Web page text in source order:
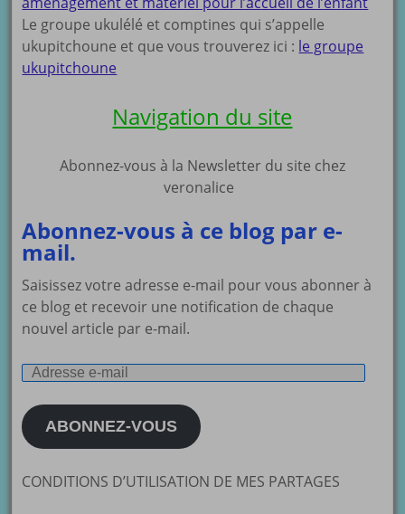
Le groupe ukulélé et comptines qui s’appelle
ukupitchoune et que vous trouverez ici : le groupe
ukupitchoune
Navigation du site
Abonnez-vous à la Newsletter du site chez
veronalice
Abonnez-vous à ce blog par e-
mail.
Saisissez votre adresse e-mail pour vous abonner à
ce blog et recevoir une notification de chaque
nouvel article par e-mail.
Adresse
mail
ABONNEZ-VOUS
CONDITIONS D’UTILISATION DE MES PARTAGES